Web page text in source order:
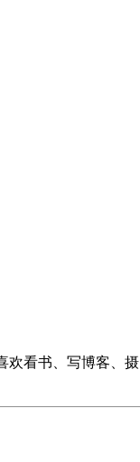
欢看书、写博客、摄